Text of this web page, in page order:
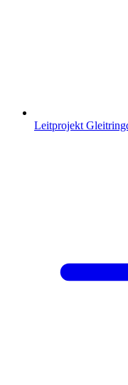
Leitprojekt